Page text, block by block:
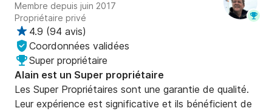
Membre depuis juin 2017
Propriétaire privé
4.9 (94 avis)
Coordonnées validées
Super propriétaire
Alain est un Super propriétaire
Les Super Propriétaires sont une garantie de qualité.
Leur expérience est significative et ils bénéficient de